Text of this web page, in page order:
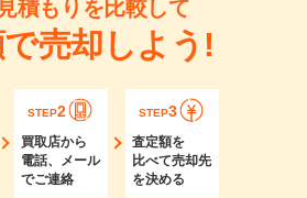
積もりを比較して
売却しよう!
STEP2
買取店から
電話、メール
でご連絡
STEP3
査定額を
比べて売却先
を決める